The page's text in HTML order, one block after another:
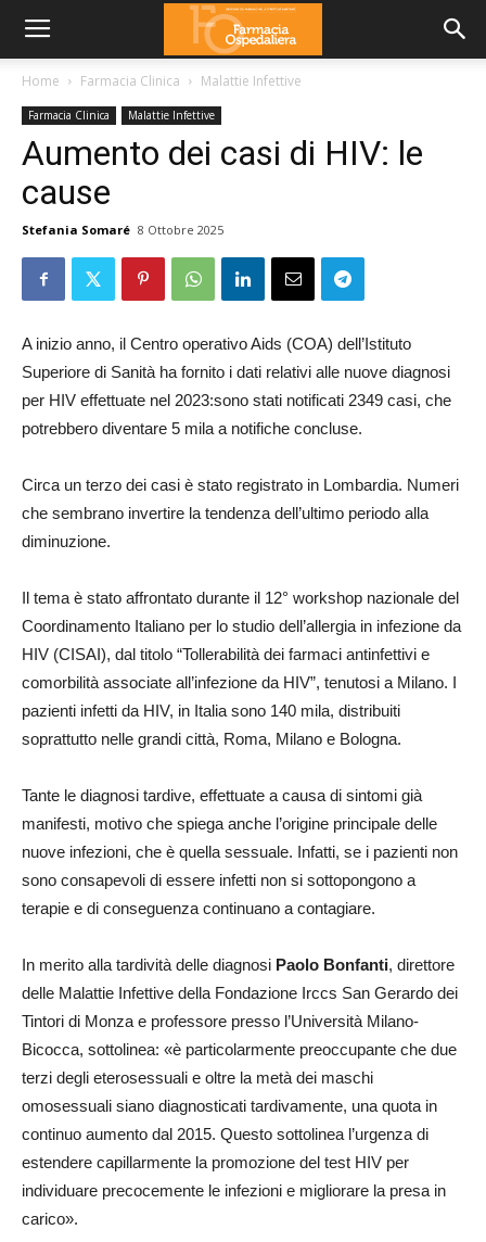
Home Farmacia Clinica Malattie Infettive
Farmacia Clinica Malattie Infettive
Aumento dei casi di HIV: le
cause
Stefania Somaré 8 Ottobre 2025
A inizio anno, il Centro operativo Aids (COA) dell’Istituto
Superiore di Sanità ha fornito i dati relativi alle nuove diagnosi
per HIV effettuate nel 2023:sono stati notificati 2349 casi, che
potrebbero diventare 5 mila a notifiche concluse.
Circa un terzo dei casi è stato registrato in Lombardia. Numeri
che sembrano invertire la tendenza dell’ultimo periodo alla
diminuzione.
Il tema è stato affrontato durante il 12° workshop nazionale del
Coordinamento Italiano per lo studio dell’allergia in infezione da
HIV (CISAI), dal titolo “Tollerabilità dei farmaci antinfettivi e
comorbilità associate all’infezione da HIV”, tenutosi a Milano. I
pazienti infetti da HIV, in Italia sono 140 mila, distribuiti
soprattutto nelle grandi città, Roma, Milano e Bologna.
Tante le diagnosi tardive, effettuate a causa di sintomi già
manifesti, motivo che spiega anche l’origine principale delle
nuove infezioni, che è quella sessuale. Infatti, se i pazienti non
sono consapevoli di essere infetti non si sottopongono a
terapie e di conseguenza continuano a contagiare.
In merito alla tardività delle diagnosi Paolo Bonfanti, direttore
delle Malattie Infettive della Fondazione Irccs San Gerardo dei
Tintori di Monza e professore presso l’Università Milano-
Bicocca, sottolinea: «è particolarmente preoccupante che due
terzi degli eterosessuali e oltre la metà dei maschi
omosessuali siano diagnosticati tardivamente, una quota in
continuo aumento dal 2015. Questo sottolinea l’urgenza di
estendere capillarmente la promozione del test HIV per
individuare precocemente le infezioni e migliorare la presa in
carico».